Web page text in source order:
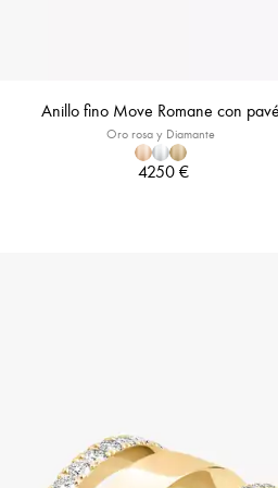
Anillo fino Move Romane con
Oro rosa y Diamante
4250 €